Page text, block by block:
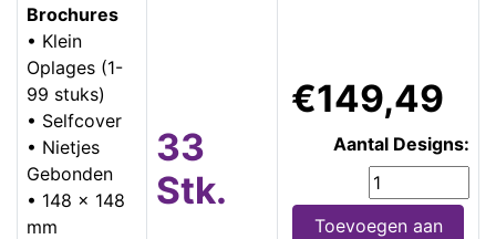
Brochures
• Klein
Oplages (1-
99 stuks)
• Selfcover
• Nietjes
Gebonden
• 148 x 148
mm
33
Stk.
€149,49
Aantal Designs:
Toevoegen aan